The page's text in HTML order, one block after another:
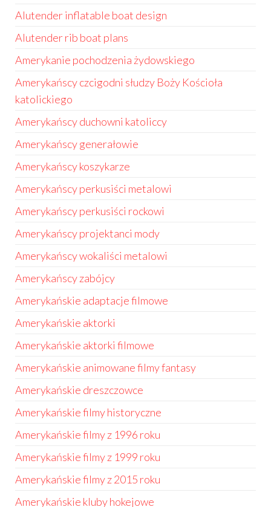
Alutender inflatable boat design
Alutender rib boat plans
Amerykanie pochodzenia żydowskiego
Amerykańscy czcigodni słudzy Boży Kościoła
katolickiego
Amerykańscy duchowni katoliccy
Amerykańscy generałowie
Amerykańscy koszykarze
Amerykańscy perkusiści metalowi
Amerykańscy perkusiści rockowi
Amerykańscy projektanci mody
Amerykańscy wokaliści metalowi
Amerykańscy zabójcy
Amerykańskie adaptacje filmowe
Amerykańskie aktorki
Amerykańskie aktorki filmowe
Amerykańskie animowane filmy fantasy
Amerykańskie dreszczowce
Amerykańskie filmy historyczne
Amerykańskie filmy z 1996 roku
Amerykańskie filmy z 1999 roku
Amerykańskie filmy z 2015 roku
Amerykańskie kluby hokejowe